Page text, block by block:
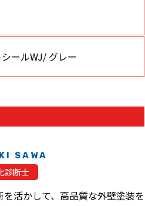
ールWJ/ グレー
SAWA
診断士
活かして、高品質な外壁塗装を